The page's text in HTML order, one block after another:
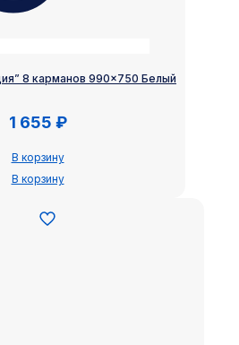
8 карманов 990×750 Белый
1 655 ₽
В корзину
В корзину